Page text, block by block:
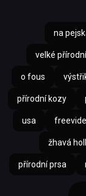
na
velké
o fous
přírodní kozy
usa
žhavá
přírodní prsa